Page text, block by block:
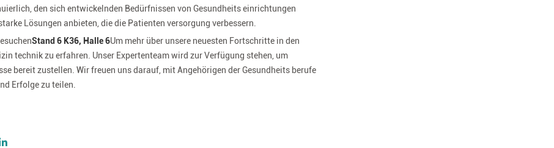
den sich entwickelnden Bedürfnissen von Gesundheits einrichtungen
Lösungen anbieten, die die Patienten versorgung verbessern.
Stand 6 K36, Halle 6Um mehr über unsere neuesten Fortschritte in den
technik zu erfahren. Unser Expertenteam wird zur Verfügung stehen, um
bereit zustellen. Wir freuen uns darauf, mit Angehörigen der Gesundheits berufe
Erfolge zu teilen.